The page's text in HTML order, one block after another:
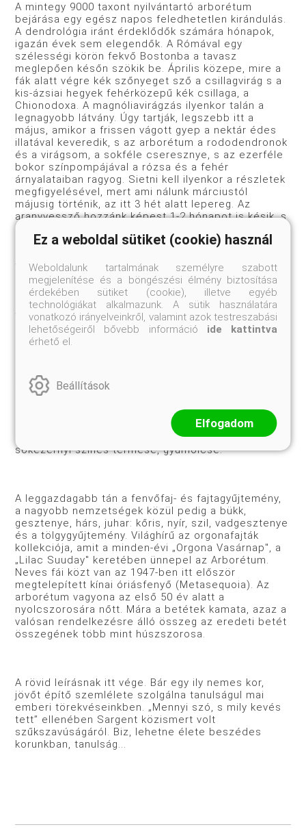
A mintegy 9000 taxont nyilvántartó arborétum
bejárása egy egész napos feledhetetlen kirándulás.
A dendrológia iránt érdeklődők számára hónapok,
igazán évek sem elegendők. A Rómával egy
szélességi körön fekvő Bostonba a tavasz
meglepően későn szökik be. Április közepe, mire a
fák alatt végre kék szőnyeget sző a csillagvirág s a
kis-ázsiai hegyek fehérközepű kék csillaga, a
Chionodoxa. A magnóliavirágzás ilyenkor talán a
legnagyobb látvány. Úgy tartják, legszebb itt a
május, amikor a frissen vágott gyep a nektár édes
illatával keveredik, s az arborétum a rododendronok
és a virágsom, a sokféle cseresznye, s az ezerféle
bokor színpompájával a rózsa és a fehér
árnyalataiban ragyog. Sietni kell ilyenkor a részletek
megfigyelésével, mert ami nálunk márciustól
májusig történik, az itt 3 hét alatt lepereg. Az
aranyvessző hozzánk képest 1-2 hónapot is késik, s
csaknem együtt nyílik az orgonával, virágsommal. Az
ősz hosszú. A nap délhez illően meleg, s az
varázsa itt a sok örökzöld s a bő kézzel mért
hólepel, mely a fenyőket szabadföldi
szoborkiállítássá varázsolja. Szépségével talán csak
a Bussey-patak vízesésén táncoló jégfigurák
versenyezhetnek.
hanem szakad”, tartja itt a mondás. Kétszer, két és
félszer annyi itt a csapadék, mint nálunk, aztán a
pálcára, harsan fel a zengő kabócadal. Mindent
elnyel az üde zöld lomb, de közötte, ezernyi titkot
feltárva érik, formálódik Európa, Ázsia s az Újvilág,
sokezernyi színes termése, gyümölcse.
A leggazdagabb tán a fenvőfaj- és fajtagyűjtemény,
a nagyobb nemzetségek közül pedig a bükk,
gesztenye, hárs, juhar: kőris, nyír, szil, vadgesztenye
és a tölgygyűjtemény. Világhírű az orgonafajták
kollekciója, amit a minden-évi „Orgona Vasárnap", a
„Lilac Suuday" keretében ünnepel az Arborétum.
Neves fái közt van az 1947-ben itt először
megtelepített kínai óriásfenyő (Metasequoia). Az
arborétum vagyona az első 50 év alatt a
nyolcszorosára nőtt. Mára a betétek kamata, azaz a
valósan rendelkezésre álló összeg az eredeti betét
összegének több mint húszszorosa.
A rövid leírásnak itt vége. Bár egy ily nemes kor,
jövőt építő szemlélete szolgálna tanulságul mai
emberi törekvéseinkben. „Mennyi szó, s mily kevés
tett” ellenében Sargent közismert volt
szűkszavúságáról. Biz, lehetne élete beszédes
korunkban, tanulság...
Ez a weboldal sütiket (cookie) használ
Weboldalunk tartalmának személyre szabott
megjelenítése és a böngészési élmény biztosítása
érdekében sütiket (cookie), illetve egyéb
technológiákat alkalmazunk. A sütik használatára
vonatkozó irányelveinkről, valamint azok testreszabási
lehetőségeiről bővebb információ ide kattintva
érhető el.
Beállítások
Elfogadom